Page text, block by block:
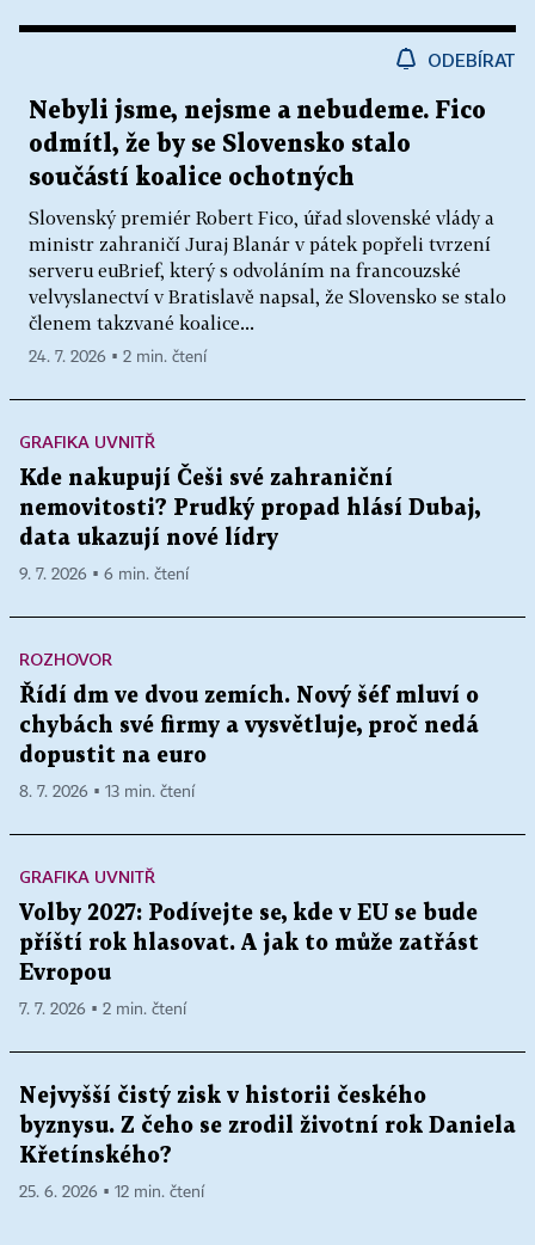
ODEBÍRAT
Nebyli jsme, nejsme a nebudeme. Fico
odmítl, že by se Slovensko stalo
součástí koalice ochotných
Slovenský premiér Robert Fico, úřad slovenské vlády a
ministr zahraničí Juraj Blanár v pátek popřeli tvrzení
serveru euBrief, který s odvoláním na francouzské
velvyslanectví v Bratislavě napsal, že Slovensko se stalo
členem takzvané koalice...
24. 7. 2026 ▪ 2 min. čtení
GRAFIKA UVNITŘ
Kde nakupují Češi své zahraniční
nemovitosti? Prudký propad hlásí Dubaj,
data ukazují nové lídry
9. 7. 2026 ▪ 6 min. čtení
ROZHOVOR
Řídí dm ve dvou zemích. Nový šéf mluví o
chybách své firmy a vysvětluje, proč nedá
dopustit na euro
8. 7. 2026 ▪ 13 min. čtení
GRAFIKA UVNITŘ
Volby 2027: Podívejte se, kde v EU se bude
příští rok hlasovat. A jak to může zatřást
Evropou
7. 7. 2026 ▪ 2 min. čtení
Nejvyšší čistý zisk v historii českého
byznysu. Z čeho se zrodil životní rok Daniela
Křetínského?
25. 6. 2026 ▪ 12 min. čtení